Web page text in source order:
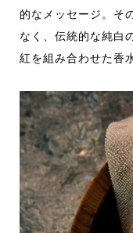
的なメッセージ。そ
なく、伝統的な純白
紅を組み合わせた香